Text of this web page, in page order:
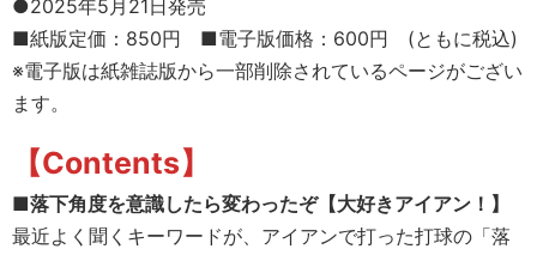
●2025年5月21日発売
■紙版定価：850円 ■電子版価格：600円 (ともに税込)
※電子版は紙雑誌版から一部削除されているページがござい
ます。
【Contents】
■落下角度を意識したら変わったぞ【大好きアイアン！】
最近よく聞くキーワードが、アイアンで打った打球の「落